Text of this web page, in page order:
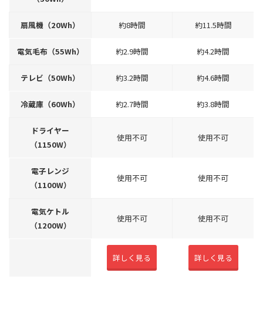
扇風機（20Wh） 約8時間 約11.5時間
電気毛布（55Wh） 約2.9時間 約4.2時間
テレビ（50Wh） 約3.2時間 約4.6時間
冷蔵庫（60Wh） 約2.7時間 約3.8時間
ドライヤー
（1150W）
使用不可 使用不可
電子レンジ
（1100W）
使用不可 使用不可
電気ケトル
（1200W）
使用不可 使用不可
詳しく見る 詳しく見る